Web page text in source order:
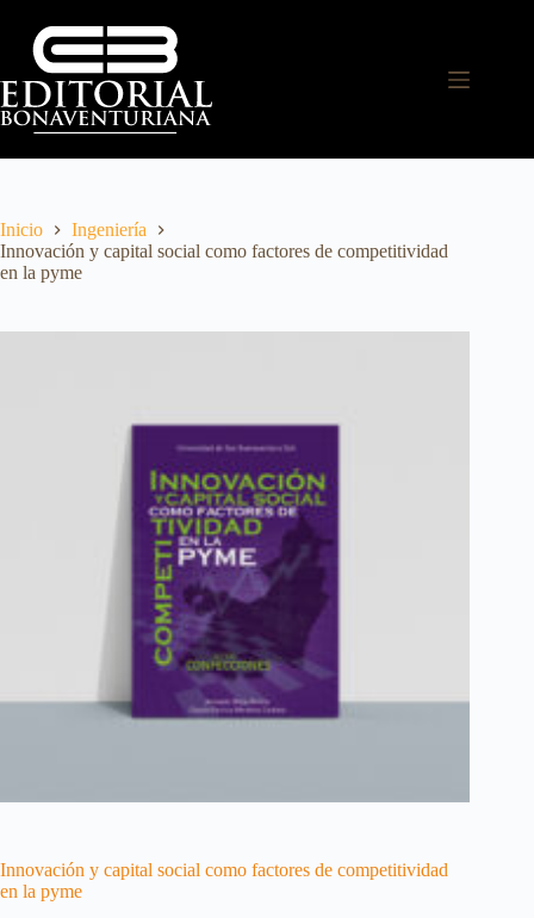
Inicio
Ingeniería
Innovación y capital social como factores de competitividad
en la pyme
Innovación y capital social como factores de competitividad
en la pyme